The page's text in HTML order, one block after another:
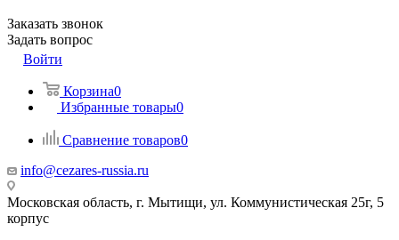
Заказать звонок
Задать вопрос
Войти
Корзина0
Избранные товары0
Сравнение товаров0
info@cezares-russia.ru
Московская область, г. Мытищи, ул. Коммунистическая 25г, 5
корпус